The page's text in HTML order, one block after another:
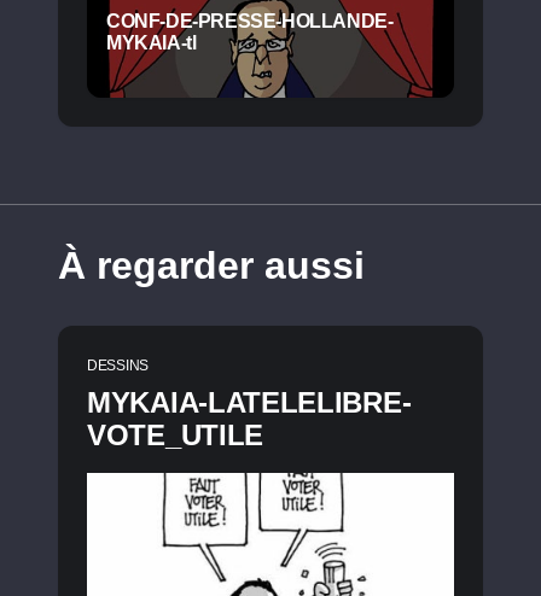
CONF-DE-PRESSE-HOLLANDE-
MYKAIA-tl
À regarder aussi
DESSINS
MYKAIA-LATELELIBRE-
VOTE_UTILE